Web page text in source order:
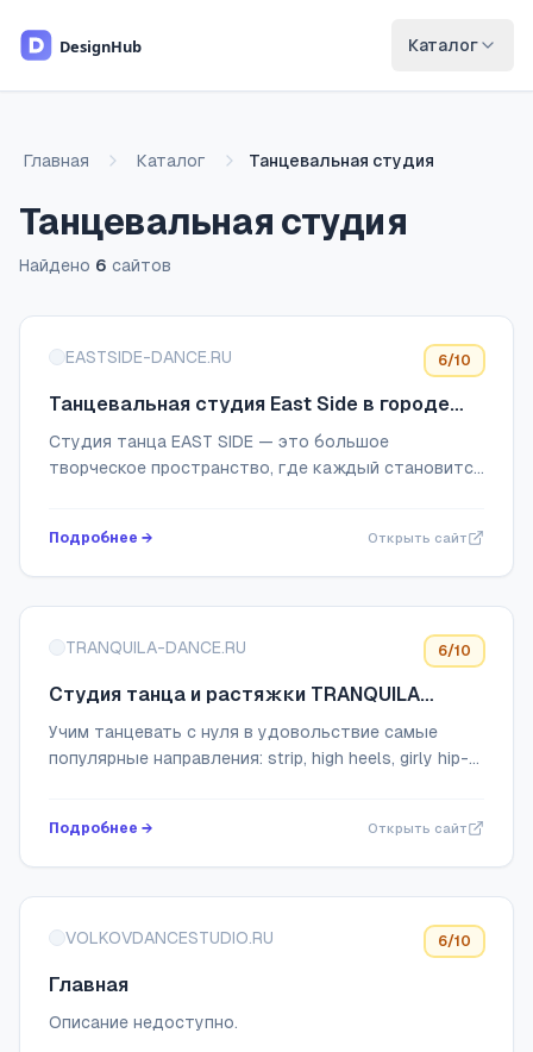
Каталог
Главная Каталог Танцевальная студия
Танцевальная студия
Найдено 6 сайтов
Список сайтов
EASTSIDE-DANCE.RU 6/10
Танцевальная студия East Side в городе
Королёв
Студия танца EAST SIDE — это большое
творческое пространство, где каждый становится
регул...
Подробнее → Открыть сайт
TRANQUILA-DANCE.RU 6/10
Студия танца и растяжки TRANQUILA
DANCE | Окская|Рязанский проспект
Учим танцевать с нуля в удовольствие самые
популярные направления: strip, high heels, girly hip-
Подробнее → Открыть сайт
VOLKOVDANCESTUDIO.RU 6/10
Главная
Описание недоступно.